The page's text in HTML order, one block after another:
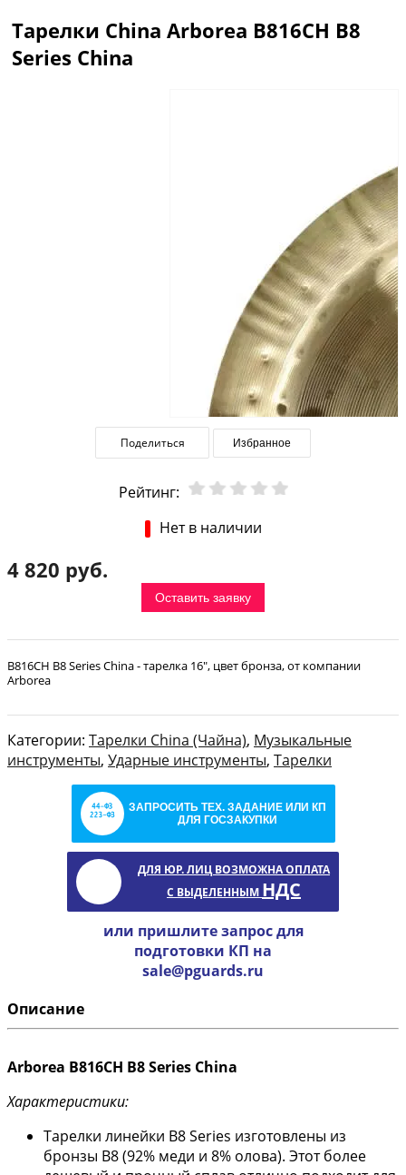
Тарелки China Arborea B816CH B8
Series China
Поделиться Избранное
Рейтинг:
Нет в наличии
4 820 руб.
Оставить заявку
B816CH B8 Series China - тарелка 16", цвет бронза, от компании
Arborea
Категории: Тарелки China (Чайна), Музыкальные
инструменты, Ударные инструменты, Тарелки
ЗАПРОСИТЬ ТЕХ. ЗАДАНИЕ ИЛИ КП
ДЛЯ ГОСЗАКУПКИ
ДЛЯ ЮР. ЛИЦ ВОЗМОЖНА ОПЛАТА
С ВЫДЕЛЕННЫМ НДС
или пришлите запрос для
подготовки КП на
sale@pguards.ru
Описание
Arborea B816CH B8 Series China
Характеристики:
Тарелки линейки B8 Series изготовлены из
бронзы B8 (92% меди и 8% олова). Этот более